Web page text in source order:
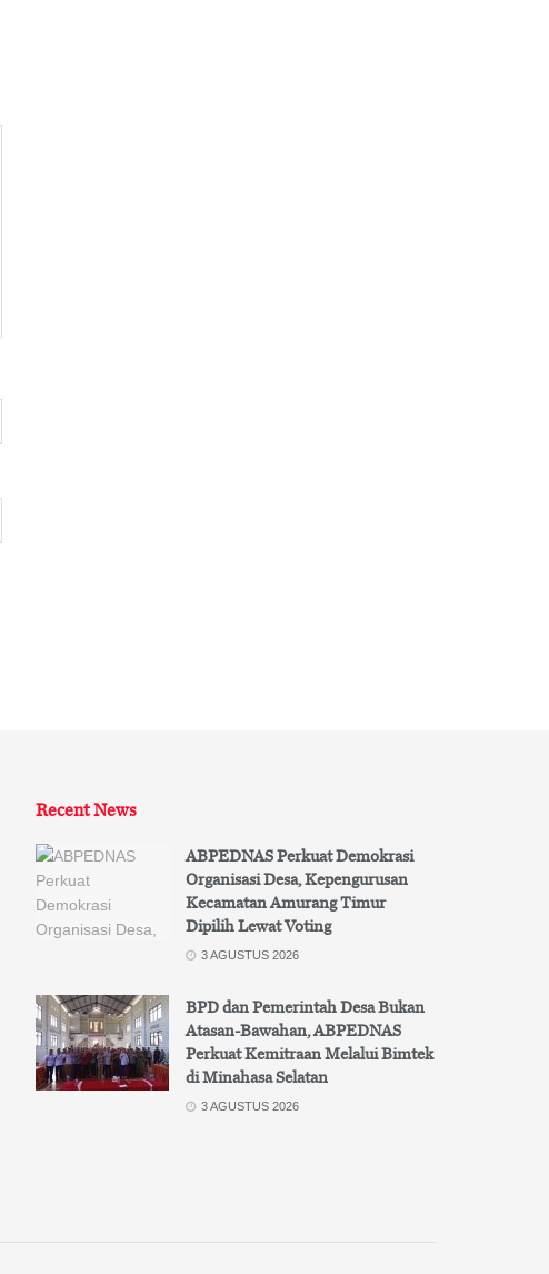
Recent News
ABPEDNAS Perkuat Demokrasi
Organisasi Desa, Kepengurusan
Kecamatan Amurang Timur
Dipilih Lewat Voting
3 AGUSTUS 2026
BPD dan Pemerintah Desa Bukan
Atasan-Bawahan, ABPEDNAS
Perkuat Kemitraan Melalui Bimtek
di Minahasa Selatan
3 AGUSTUS 2026